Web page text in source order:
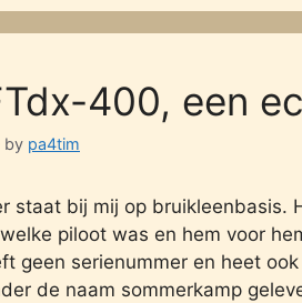
400, een
by pa4tim
staat bij mij op bruikleenbasis.
piloot was en hem voor
geen serienummer en heet ook
de naam sommerkamp